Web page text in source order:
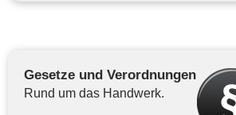
Gesetze und Verordnungen
Rund um das Handwerk.